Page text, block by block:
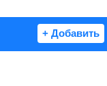
+ Добавить